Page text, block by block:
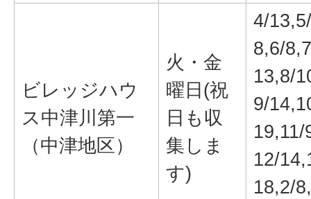
ビレッジハウ
ス中津川第一
（中津地区）
火・金
曜日(祝
日も収
集しま
す)
4/
8,6/
13,8/
9/
19,11/
12/
18,2/8,